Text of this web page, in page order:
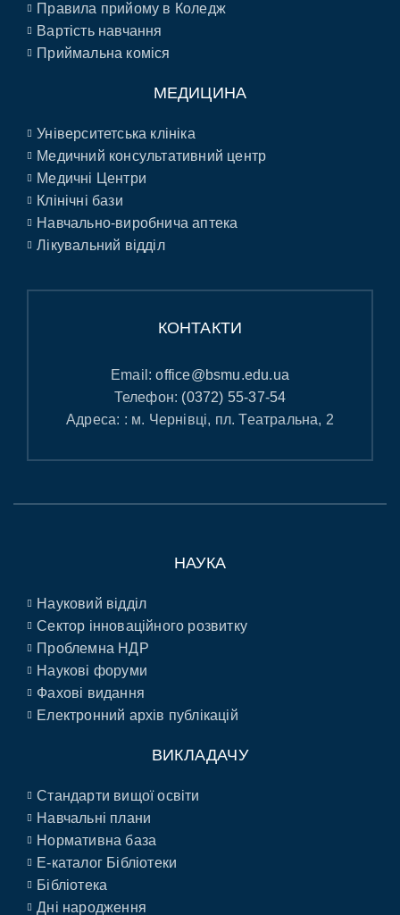
Правила прийому в Коледж
Вартість навчання
Приймальна коміся
МЕДИЦИНА
Університетська клініка
Медичний консультативний центр
Медичні Центри
Клінічні бази
Навчально-виробнича аптека
Лікувальний відділ
КОНТАКТИ
Email:office@bsmu.edu.ua
Телефон: (0372) 55-37-54
Адреса: : м. Чернівці, пл. Театральна, 2
НАУКА
Науковий відділ
Сектор інноваційного розвитку
Проблемна НДР
Наукові форуми
Фахові видання
Електронний архів публікацій
ВИКЛАДАЧУ
Стандарти вищої освіти
Навчальні плани
Нормативна база
E-каталог Бібліотеки
Бібліотека
Дні народження